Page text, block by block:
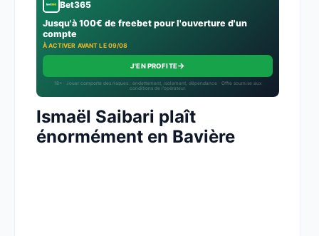
Bet365
Jusqu'à 100€ de freebet pour l'ouverture d'un
compte
À ACTIVER AVANT LE 09/08
J'EN PROFITE→
18+ · Jouer comporte des risques : endettement, isolement, dépendance · Offre soumise aux
conditions de l’opérateur.
Ismaël Saibari plaît
énormément en Bavière